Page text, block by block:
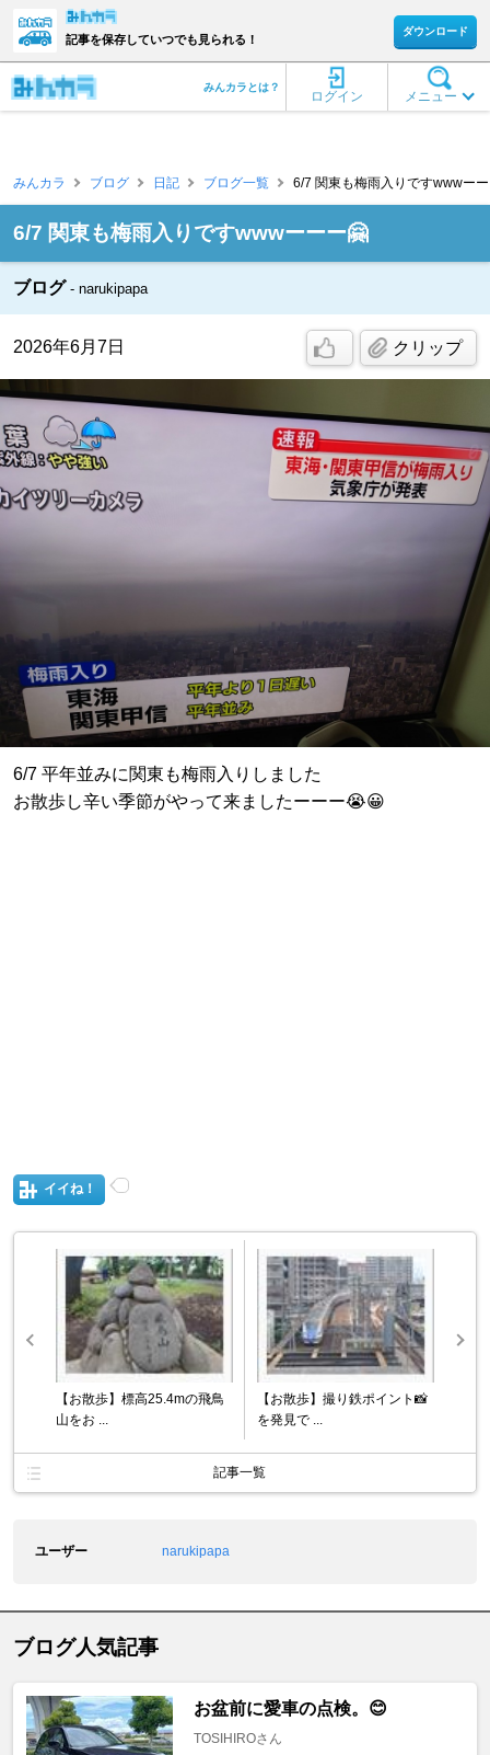
記事を保存していつでも見られる！
ダウンロード
メニュー
ログイン
みんカラとは？
みんカラ ブログ 日記 ブログ一覧 6/7 関東も梅雨入りですwwwー
6/7 関東も梅雨入りですwwwーーー🤗
ブログ narukipapa
2026年6月7日 クリップ
6/7 平年並みに関東も梅雨入りしました
お散歩し辛い季節がやって来ましたーーー😭😀
イイね！
【お散歩】標高25.4mの飛鳥
山をお ...
【お散歩】撮り鉄ポイント📸
を発見で ...
記事一覧
ユーザー narukipapa
ブログ人気記事
お盆前に愛車の点検。😊
TOSIHIROさん